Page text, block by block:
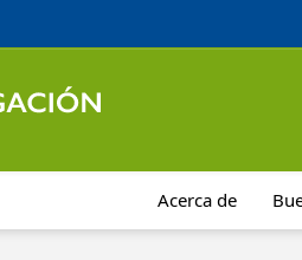
Acerca de